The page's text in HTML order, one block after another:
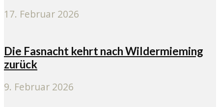
17. Februar 2026
Die Fasnacht kehrt nach Wildermieming
zurück
9. Februar 2026